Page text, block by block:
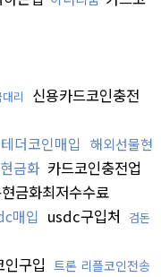
리 신용카드코인충전
테더코인매입 해외선물현
금화 카드코인충전업
금화최저수수료
매입 usdc구입처
검돈
구입 트론 리플코인전송